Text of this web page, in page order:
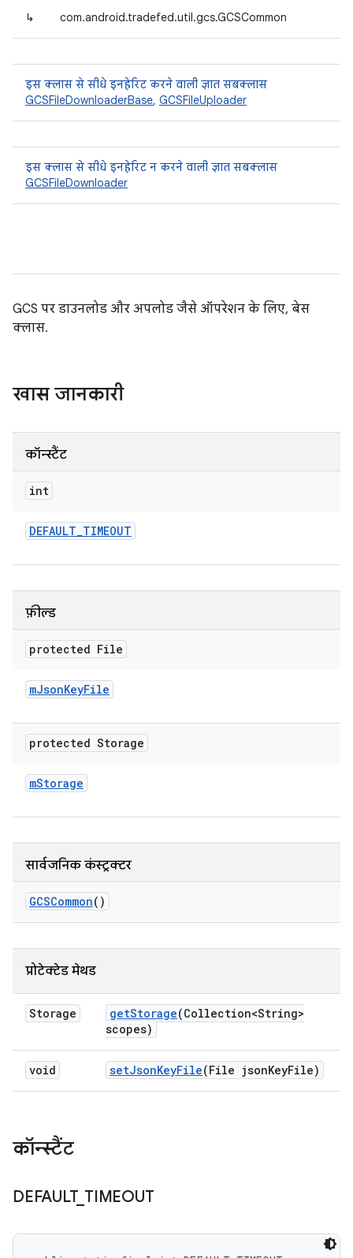
↳ com.android.tradefed.util.gcs.GCSCommon
इस क्लास से सीधे इनहेरिट करने वाली ज्ञात सबक्लास
GCSFileDownloaderBase, GCSFileUploader
इस क्लास से सीधे इनहेरिट न करने वाली ज्ञात सबक्लास
GCSFileDownloader
GCS पर डाउनलोड और अपलोड जैसे ऑपरेशन के लिए, बेस
क्लास.
खास जानकारी
कॉन्स्टैंट
int
DEFAULT_TIMEOUT
फ़ील्ड
protected File
mJsonKeyFile
protected Storage
mStorage
सार्वजनिक कंस्ट्रक्टर
GCSCommon()
प्रोटेक्टेड मेथड
Storage getStorage(Collection<String>
scopes)
void setJsonKeyFile(File jsonKeyFile)
कॉन्स्टैंट
DEFAULT_ TIMEOUT